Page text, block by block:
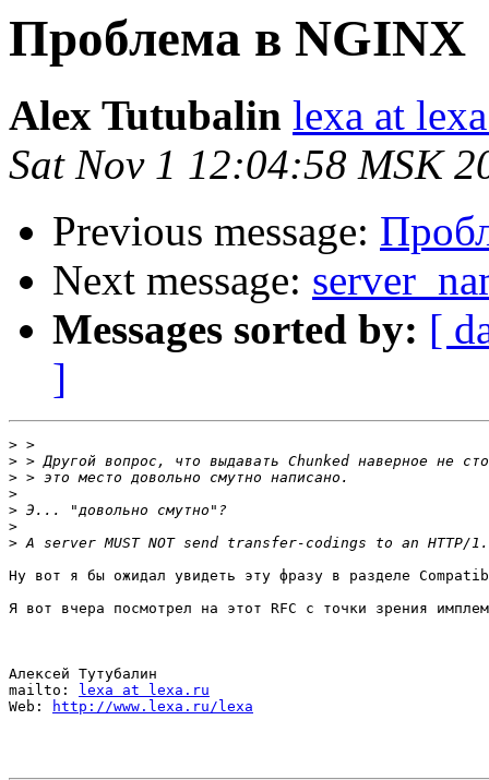
Проблема в NGINX
Alex Tutubalin lexa at
Sat Nov 1 12:04:58 MSK
Previous message:
Next message:
Messages sorted by: [
]
>
>
>
>
>
>
>
Ну вот я бы ожидал увидеть эту фразу в разделе
Я вот вчера посмотрел на этот RFC c точки зрения
Алексей Тутубалин
mailto:
lexa at lexa.ru
Web:
http://www.lexa.ru/lexa